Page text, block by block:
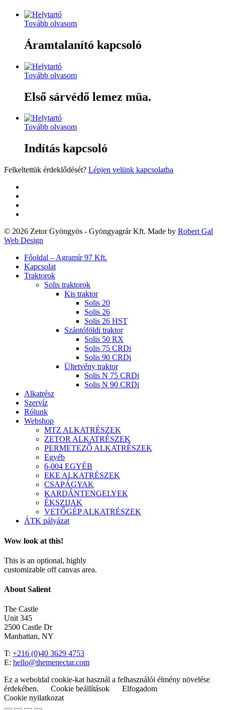
Tovább olvasom
Áramtalanító kapcsoló
Tovább olvasom
Első sárvédő lemez müa.
Tovább olvasom
Indítás kapcsoló
Felkeltettük érdeklődését? Lépjen velünk kapcsolatba
© 2026 Zetor Gyöngyös - Gyöngyagrár Kft. Made by Robert Gal
Web Design
Close
Menu
Főoldal – Agramír 97 Kft.
Kapcsolat
Traktorok
Solis traktorok
Kis traktor
Solis 20
Solis 26
Solis 26 HST
Szántóföldi traktor
Solis 50 RX
Solis 75 CRDi
Solis 90 CRDi
Ültetvény traktor
Solis N 75 CRDi
Solis N 90 CRDi
Alkatrész
Szervíz
Rólunk
Webshop
MTZ ALKATRÉSZEK
ZETOR ALKATRÉSZEK
PERMETEZŐ ALKATRÉSZEK
Egyéb
6-004 EGYÉB
EKE ALKATRÉSZEK
CSAPÁGYAK
KARDÁNTENGELYEK
ÉKSZIJAK
VETŐGÉP ALKATRÉSZEK
ÁTK pályázat
Wow look at this!
This is an optional, highly
customizable off canvas area.
About Salient
The Castle
Unit 345
2500 Castle Dr
Manhattan, NY
T: +216 (0)40 3629 4753
E: hello@themenectar.com
Ez a weboldal cookie-kat használ a felhasználói élmény növelése
érdekében.
Cookie beállítások
Elfogadom
Cookie nyilatkozat